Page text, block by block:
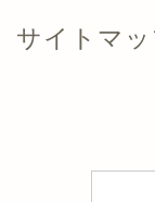
サイトマ